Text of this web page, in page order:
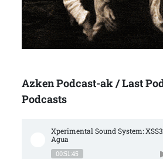
Azken Podcast-ak / Last
Podcasts
Xperimental Sound System:
Agua
00:51:45